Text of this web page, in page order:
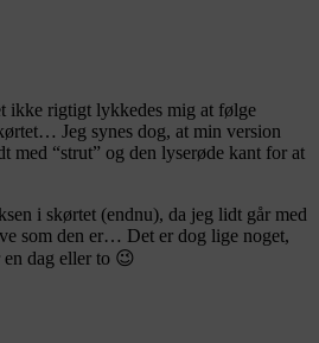
ikke rigtigt lykkedes mig at følge
Jeg synes dog, at min version
med “strut” og den lyserøde kant for at
i skørtet (endnu), da jeg lidt går med
som den er… Det er dog lige noget,
dag eller to 😉